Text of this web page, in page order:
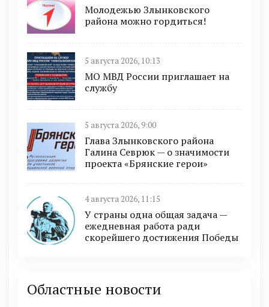
Молодежью Злынковского
района можно гордиться!
5 августа 2026, 10:13
МО МВД России приглашает на
службу
5 августа 2026, 9:00
Глава Злынковского района
Галина Севрюк — о значимости
проекта «Брянские герои»
4 августа 2026, 11:15
У страны одна общая задача —
ежедневная работа ради
скорейшего достижения Победы
Областные новости